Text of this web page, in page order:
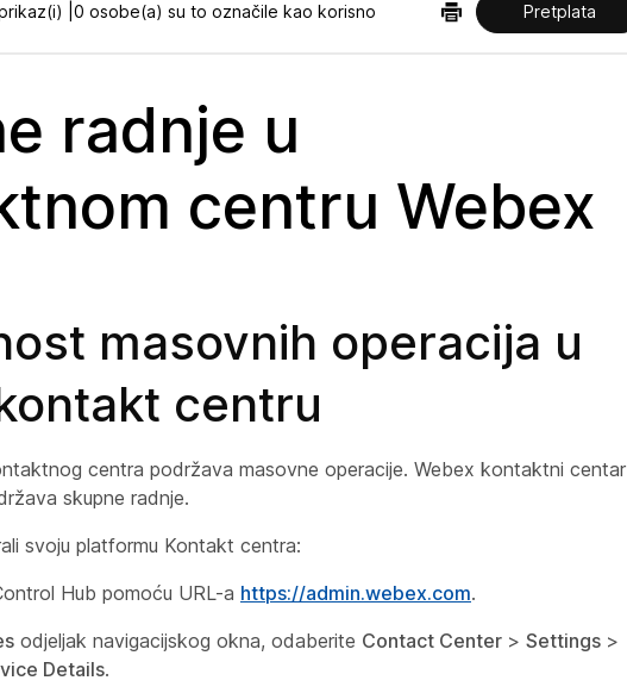
| 0 osobe(a) su to označile kao korisno Pretplata
radnje u
centru Webex
masovnih operacija u
centru
centra podržava masovne operacije. Webex kontaktni centar
skupne radnje.
svoju platformu Kontakt centra:
Hub pomoću URL-a https://admin.webex.com.
odjeljak navigacijskog okna, odaberite Contact Center > Settings >
Details.